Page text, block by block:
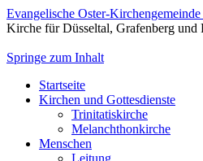
Evangelische Oster-
Kirche für Düsseltal, Grafenberg und
Springe zum Inhalt
Startseite
Kirchen und Gottesdienste
Trinitatiskirche
Melanchthonkirche
Menschen
Leitung